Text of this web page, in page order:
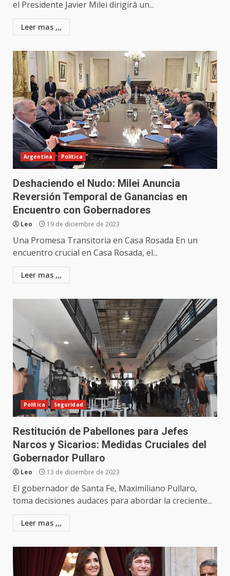
el Presidente Javier Milei dirigirá un...
Leer mas ,,,
Argentina Política
Deshaciendo el Nudo: Milei Anuncia
Reversión Temporal de Ganancias en
Encuentro con Gobernadores
Leo 19 de diciembre de 2023
Una Promesa Transitoria en Casa Rosada En un
encuentro crucial en Casa Rosada, el...
Leer mas ,,,
Política Seguridad
Restitución de Pabellones para Jefes
Narcos y Sicarios: Medidas Cruciales del
Gobernador Pullaro
Leo 13 de diciembre de 2023
El gobernador de Santa Fe, Maximiliano Pullaro,
toma decisiones audaces para abordar la creciente...
Leer mas ,,,